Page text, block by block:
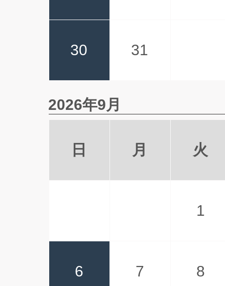
30 31
2026年9月
日 月 火
1
6 7 8